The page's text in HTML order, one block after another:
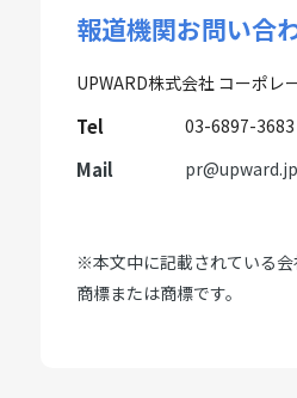
報道機関お問い合
UPWARD株式会社 コーポレ
Tel 03-6897-3683
Mail pr@upward.jp
※本文中に記載されている
商標または商標です。